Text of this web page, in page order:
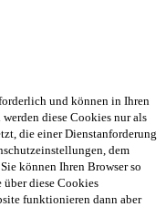
und können in Ihren
diese Cookies nur als
die einer Dienstanforderung
dem
können Ihren Browser so
diese Cookies
funktionieren dann aber